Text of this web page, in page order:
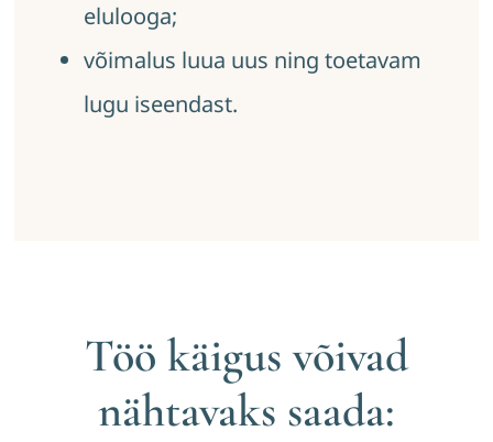
elulooga;
võimalus luua uus ning toetavam
lugu iseendast.
Töö käigus võivad
nähtavaks saada: